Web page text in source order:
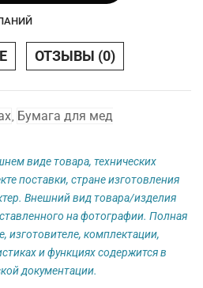
ОТЗЫВЫ (0)
, Бумага для мед
виде товара, технических
поставки, стране изготовления
Внешний вид товара/изделия
на фотографии. Полная
изготовителе, комплектации,
и функциях содержится в
документации.